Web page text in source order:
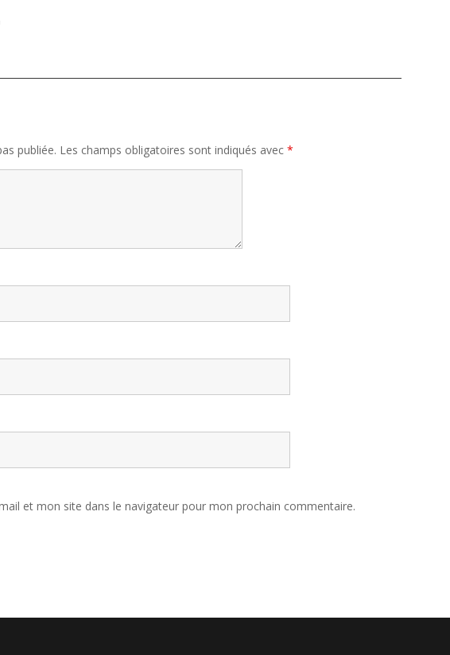
publiée. Les champs obligatoires sont indiqués avec *
et mon site dans le navigateur pour mon prochain commentaire.